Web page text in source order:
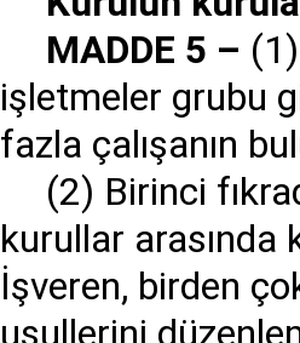
MADDE 5 –
işletmeler grubu
fazla çalışanın
(2) Birinci
kurullar arasında
İşveren, birden